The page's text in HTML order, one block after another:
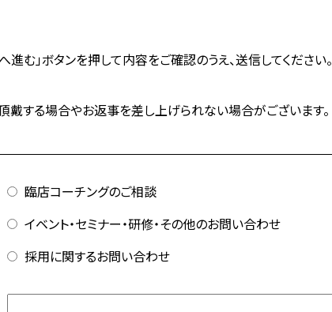
進む」ボタンを押して内容をご確認のうえ、送信してください。
戴する場合やお返事を差し上げられない場合がございます。
臨店コーチングのご相談
イベント・セミナー・研修・その他のお問い合わせ
採用に関するお問い合わせ